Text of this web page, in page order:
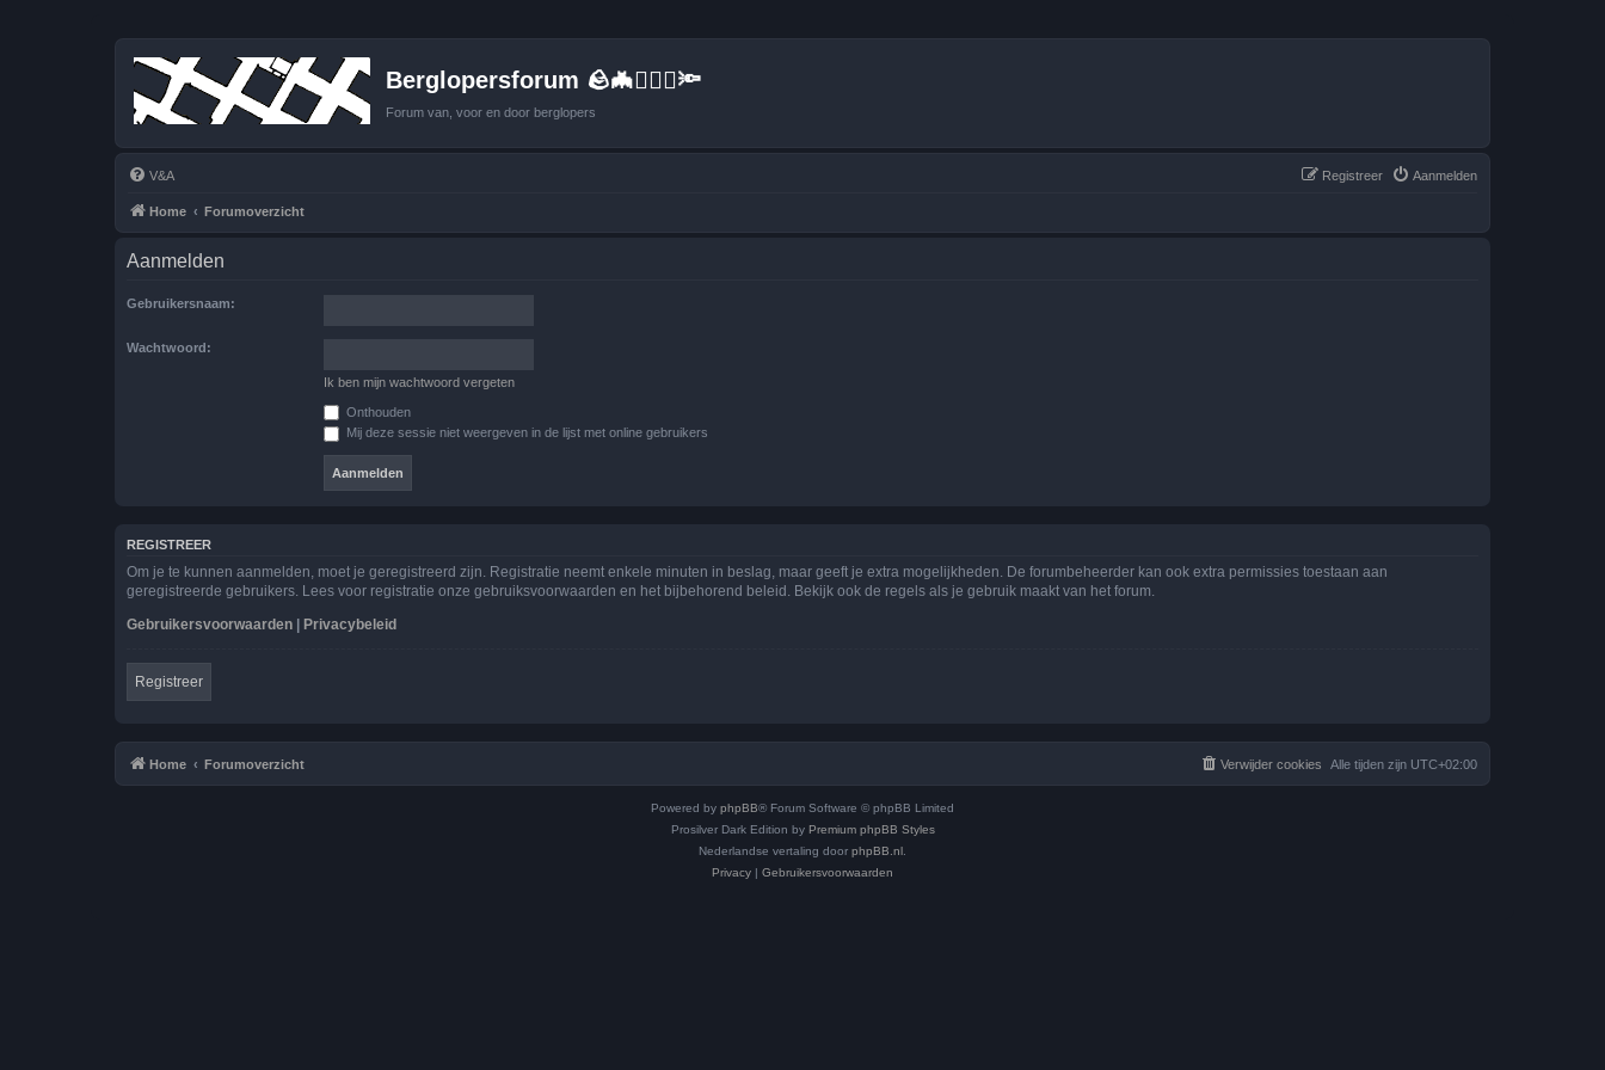
Berglopersforum 🪨🦇🚶🏻‍♂️🔦
Forum van, voor en door berglopers
V&A Aanmelden
Registreer
Home Forumoverzicht
Aanmelden
Gebruikersnaam:
Wachtwoord:
Ik ben mijn wachtwoord vergeten
Onthouden
Mij deze sessie niet weergeven in de lijst met online gebruikers
REGISTREER
Om je te kunnen aanmelden, moet je geregistreerd zijn. Registratie neemt enkele minuten in beslag, maar geeft je extra mogelijkheden. De forumbeheerder kan ook extra permissies toestaan aan
geregistreerde gebruikers. Lees voor registratie onze gebruiksvoorwaarden en het bijbehorend beleid. Bekijk ook de regels als je gebruik maakt van het forum.
Gebruikersvoorwaarden
Privacybeleid
Registreer
Home Forumoverzicht Alle tijden zijn UTC+02:00
Verwijder cookies
Powered by phpBB® Forum Software © phpBB Limited
Prosilver Dark Edition by Premium phpBB Styles
Nederlandse vertaling door phpBB.nl.
Privacy | Gebruikersvoorwaarden